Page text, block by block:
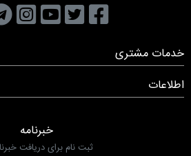
فیسبوک
تویتر
خدمات مشتری
اطلاعات
خبرنامه
ثبت نام برای دریافت